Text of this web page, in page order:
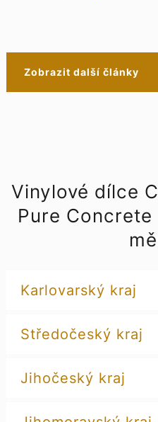
Zobrazit další články
Vinylové dílce
Pure
Karlovarský kraj
Středočeský kraj
Jihočeský kraj